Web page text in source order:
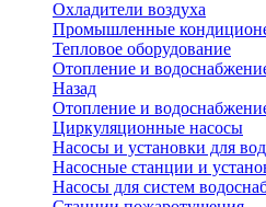
Охладители воздуха
Промышленные
Тепловое оборудование
Отопление и
Назад
Отопление и
Циркуляционные насосы
Насосы и установки для
Насосные станции и
Насосы для систем